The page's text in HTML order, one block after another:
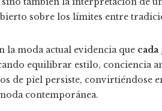
sobre los límites entre
la moda actual evidencia que
equilibrar estilo, conciencia
de piel persiste, convirtiéndose
contemporánea.